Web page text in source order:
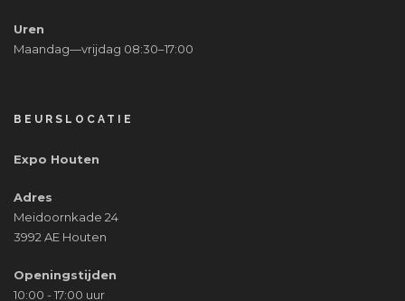
Uren
Maandag—vrijdag 08:30–17:00
BEURSLOCATIE
Expo Houten
Adres
Meidoornkade 24
3992 AE Houten
Openingstijden
10:00 - 17:00 uur